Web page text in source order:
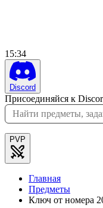
15:34
Discord
Присоединяйся к
PVP
Главная
Предметы
Ключ от номера